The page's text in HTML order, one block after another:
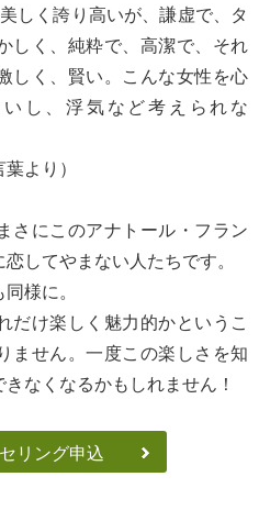
しく誇り高いが、謙虚で、タ
しく、純粋で、高潔で、それ
しく、賢い。こんな女性を心
し、浮気など考えられな
より）
さにこのアナトール・フラン
してやまない人たちです。
様に。
だけ楽しく魅力的かというこ
ません。一度この楽しさを知
なくなるかもしれません！
リング申込